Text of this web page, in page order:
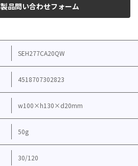
製品問い合わせフォーム
SEH277CA20QW
4518707302823
w100×h130×d20mm
50g
30/120